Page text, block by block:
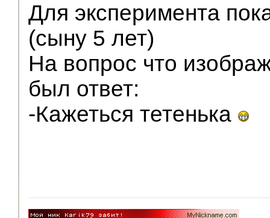
Для эксперимента
(сыну 5 лет)
На вопрос что
был ответ:
-Кажеться тетенька